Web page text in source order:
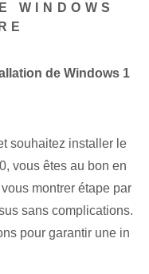
WINDOWS
de Windows 1
souhaitez installer le
vous êtes au bon en
montrer étape par
sans complications.
pour garantir une in